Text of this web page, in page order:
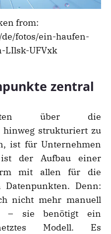
from:
fotos/ein-haufen-
LIlsk-UFVxk
zentral
über die
hinweg strukturiert zu
ist für Unternehmen
der Aufbau einer
mit allen für die
Datenpunkten. Denn:
nicht mehr manuell
– sie benötigt ein
Modell. Es